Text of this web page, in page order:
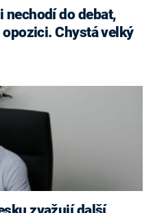
nechodí do debat,
Chystá velký